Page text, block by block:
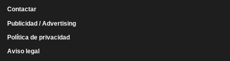
Contactar
Publicidad / Advertising
Política de privacidad
Aviso legal